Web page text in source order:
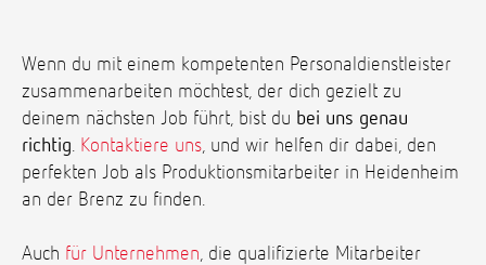
Wenn du mit einem kompetenten Personaldienstleister
zusammenarbeiten möchtest, der dich gezielt zu
deinem nächsten Job führt, bist du bei uns genau
richtig. Kontaktiere uns, und wir helfen dir dabei, den
perfekten Job als Produktionsmitarbeiter in Heidenheim
an der Brenz zu finden.
Auch für Unternehmen, die qualifizierte Mitarbeiter